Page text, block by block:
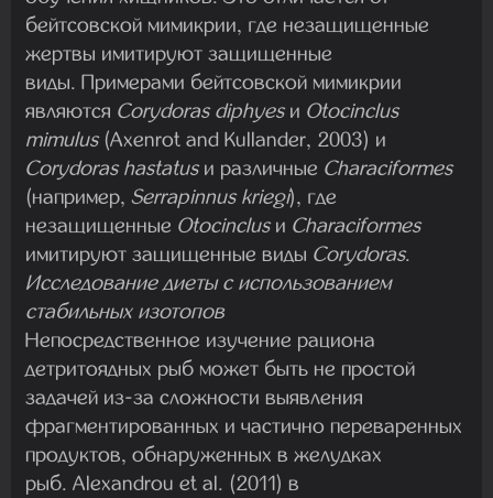
бейтсовской мимикрии, где незащищенные
жертвы имитируют защищенные
виды. Примерами бейтсовской мимикрии
являются Corydoras diphyesи Otocinclus
mimulus(Axenrot and Kullander, 2003) и
Corydoras hastatusи различные Characiformes
(например, Serrapinnus kriegi), где
незащищенные Otocinclusи Characiformes
имитируют защищенные виды Corydoras.
Исследование диеты с использованием
стабильных изотопов
Непосредственное изучение рациона
детритоядных рыб может быть не простой
задачей из-за сложности выявления
фрагментированных и частично переваренных
продуктов, обнаруженных в желудках
рыб. Alexandrou et al. (2011) в